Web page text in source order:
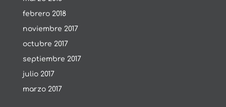
febrero 2018
noviembre 2017
octubre 2017
septiembre 2017
julio 2017
marzo 2017